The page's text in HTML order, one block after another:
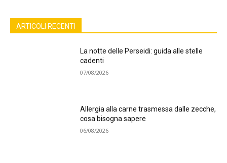
ARTICOLI RECENTI
La notte delle Perseidi: guida alle stelle
cadenti
07/08/2026
Allergia alla carne trasmessa dalle zecche,
cosa bisogna sapere
06/08/2026